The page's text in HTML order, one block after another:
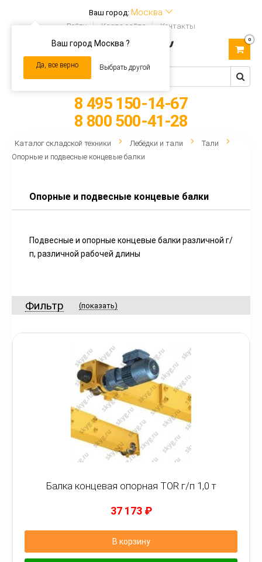
Ваш город: Москва
Ваш город Москва ?
Да, все верно Выбрать другой
Войти Карта сайта Контакты
navigation
0
8 495 150-14-67
8 800 500-41-28
Каталог складской техники Лебёдки и тали
Тали
Опорные и подвесные концевые балки
Опорные и подвесные концевые балки
Подвесные и опорные концевые балки различной г/
п, различной рабочей длины
Фильтр (показать)
Балка концевая опорная TOR г/п 1,0 т
37 173 ₽
В корзину